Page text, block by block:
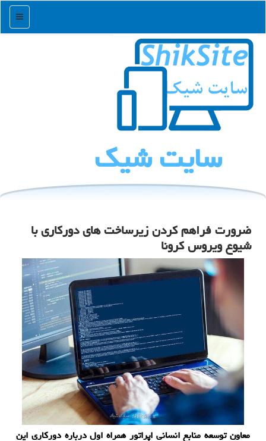
منو
سایت شیك
ضرورت فراهم كردن زیرساخت های دوركاری با
شیوع ویروس كرونا
معاون توسعه منابع انسانی اپراتور همراه اول درباره دوركاری این